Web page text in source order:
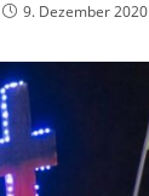
9. Dezember 2020